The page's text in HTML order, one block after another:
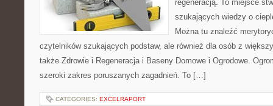
regeneracją. To miejsce
szukających wiedzy o
Można tu znaleźć
czytelników szukających podstaw, ale również dla osób z
także Zdrowie i Regeneracja i Baseny Domowe i Ogrodowe.
szeroki zakres poruszanych zagadnień. To […]
CATEGORIES: EXCELRAPORT